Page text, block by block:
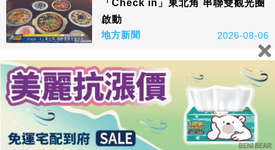
「Check in」東北角 串聯雙觀光圈
啟動
地方新聞
2026-08-06
看更多
鑫傳國際多媒體科技股份有限公司版權所有，非經授權，請
勿轉載本網站內容 © All Rights Reserved.